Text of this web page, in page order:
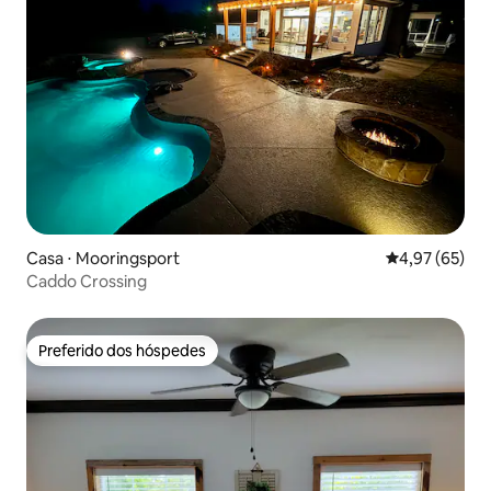
Casa ⋅ Mooringsport 4,97 de uma
4,97 (65)
Caddo Crossing
Preferido dos hóspedes
Preferido dos hóspedes